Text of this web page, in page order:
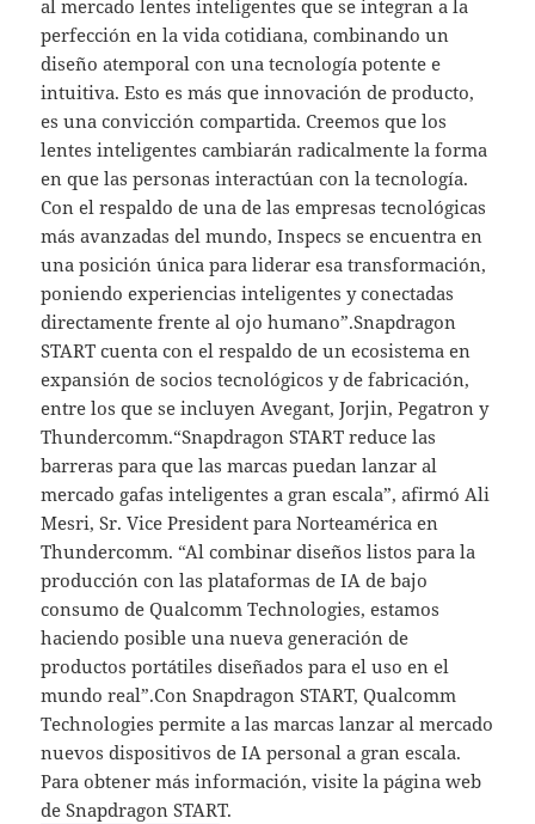
al mercado lentes inteligentes que se integran a la
perfección en la vida cotidiana, combinando un
diseño atemporal con una tecnología potente e
intuitiva. Esto es más que innovación de producto,
es una convicción compartida. Creemos que los
lentes inteligentes cambiarán radicalmente la forma
en que las personas interactúan con la tecnología.
Con el respaldo de una de las empresas tecnológicas
más avanzadas del mundo, Inspecs se encuentra en
una posición única para liderar esa transformación,
poniendo experiencias inteligentes y conectadas
directamente frente al ojo humano”.Snapdragon
START cuenta con el respaldo de un ecosistema en
expansión de socios tecnológicos y de fabricación,
entre los que se incluyen Avegant, Jorjin, Pegatron y
Thundercomm.“Snapdragon START reduce las
barreras para que las marcas puedan lanzar al
mercado gafas inteligentes a gran escala”, afirmó Ali
Mesri, Sr. Vice President para Norteamérica en
Thundercomm. “Al combinar diseños listos para la
producción con las plataformas de IA de bajo
consumo de Qualcomm Technologies, estamos
haciendo posible una nueva generación de
productos portátiles diseñados para el uso en el
mundo real”.Con Snapdragon START, Qualcomm
Technologies permite a las marcas lanzar al mercado
nuevos dispositivos de IA personal a gran escala.
Para obtener más información, visite la página web
de Snapdragon START.